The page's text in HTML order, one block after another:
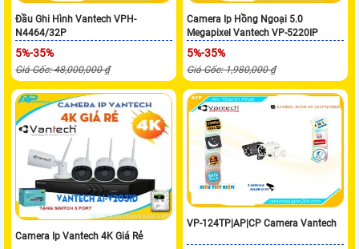
Đầu Ghi Hình Vantech VPH-
N4464/32P
5%-35%
Giá Gốc: 48,000,000 ₫
Camera Ip Hồng Ngoại 5.0
Megapixel Vantech VP-5220IP
5%-35%
Giá Gốc: 1,980,000 ₫
Camera Ip Vantech 4K Giá Rẻ
VP-124TP|AP|CP Camera Vantech